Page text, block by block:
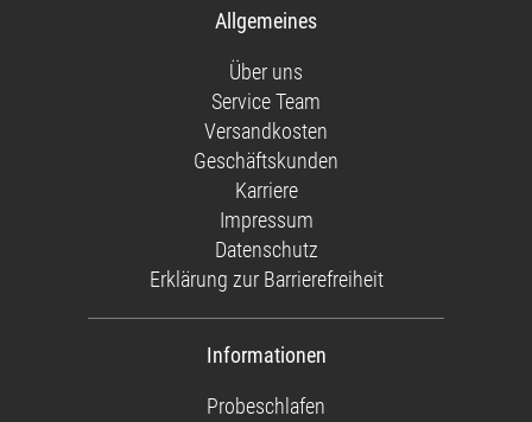
Allgemeines
Über uns
Service Team
Versandkosten
Geschäftskunden
Karriere
Impressum
Datenschutz
Erklärung zur Barrierefreiheit
Informationen
Probeschlafen